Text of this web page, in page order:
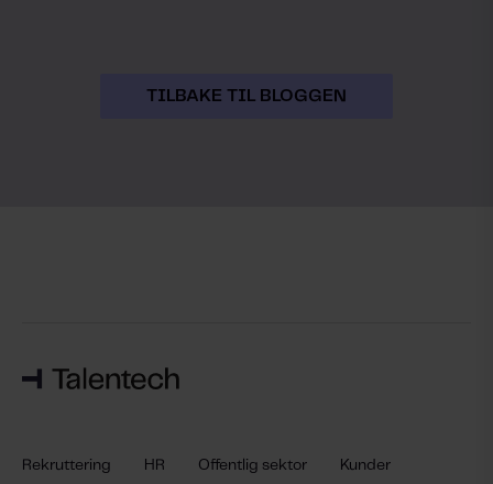
TILBAKE TIL BLOGGEN
Rekruttering HR Offentlig sektor Kunder